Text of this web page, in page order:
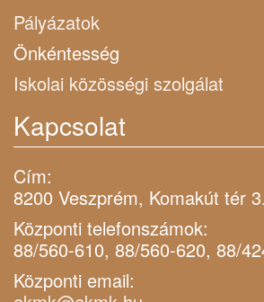
Pályázatok
Önkéntesség
Iskolai közösségi szolgálat
Kapcsolat
Cím:
8200 Veszprém, Komakút tér 3.
Központi telefonszámok:
88/560-610, 88/560-620, 88/
Központi email: